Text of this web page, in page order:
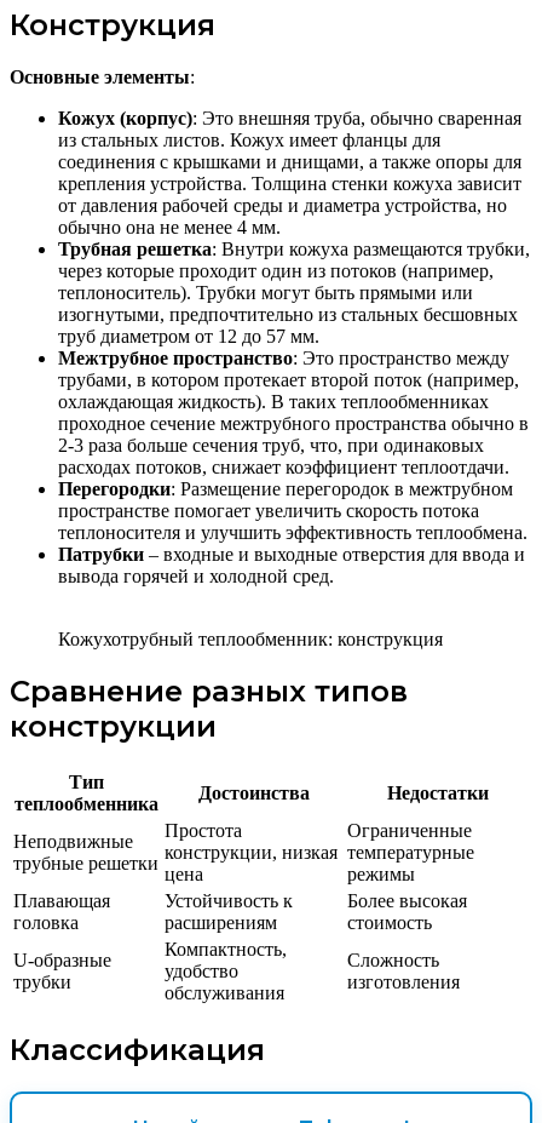
Конструкция
Основные элементы:
Кожух (корпус): Это внешняя труба, обычно сваренная
из стальных листов. Кожух имеет фланцы для
соединения с крышками и днищами, а также опоры для
крепления устройства. Толщина стенки кожуха зависит
от давления рабочей среды и диаметра устройства, но
обычно она не менее 4 мм.
Трубная решетка: Внутри кожуха размещаются трубки,
через которые проходит один из потоков (например,
теплоноситель). Трубки могут быть прямыми или
изогнутыми, предпочтительно из стальных бесшовных
труб диаметром от 12 до 57 мм.
Межтрубное пространство: Это пространство между
трубами, в котором протекает второй поток (например,
охлаждающая жидкость). В таких теплообменниках
проходное сечение межтрубного пространства обычно в
2-3 раза больше сечения труб, что, при одинаковых
расходах потоков, снижает коэффициент теплоотдачи.
Перегородки: Размещение перегородок в межтрубном
пространстве помогает увеличить скорость потока
теплоносителя и улучшить эффективность теплообмена.
Патрубки – входные и выходные отверстия для ввода и
вывода горячей и холодной сред.
Кожухотрубный теплообменник: конструкция
Сравнение разных типов
конструкции
Тип
теплообменника
Достоинства Недостатки
Неподвижные
трубные решетки
Простота
конструкции, низкая
цена
Ограниченные
температурные
режимы
Плавающая
головка
Устойчивость к
расширениям
Более высокая
стоимость
U-образные
трубки
Компактность,
удобство
обслуживания
Сложность
изготовления
Классификация